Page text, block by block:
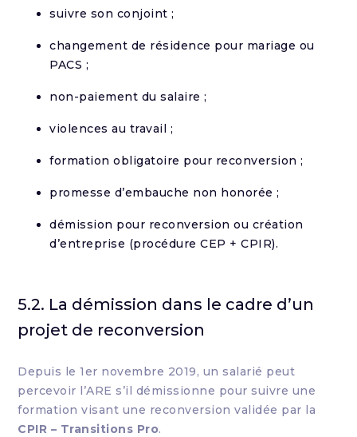
suivre son conjoint ;
changement de résidence pour mariage ou
PACS ;
non-paiement du salaire ;
violences au travail ;
formation obligatoire pour reconversion ;
promesse d’embauche non honorée ;
démission pour reconversion ou création
d’entreprise (procédure CEP + CPIR).
5.2. La démission dans le cadre d’un
projet de reconversion
Depuis le 1er novembre 2019, un salarié peut
percevoir l’ARE s’il démissionne pour suivre une
formation visant une reconversion validée par la
CPIR – Transitions Pro.